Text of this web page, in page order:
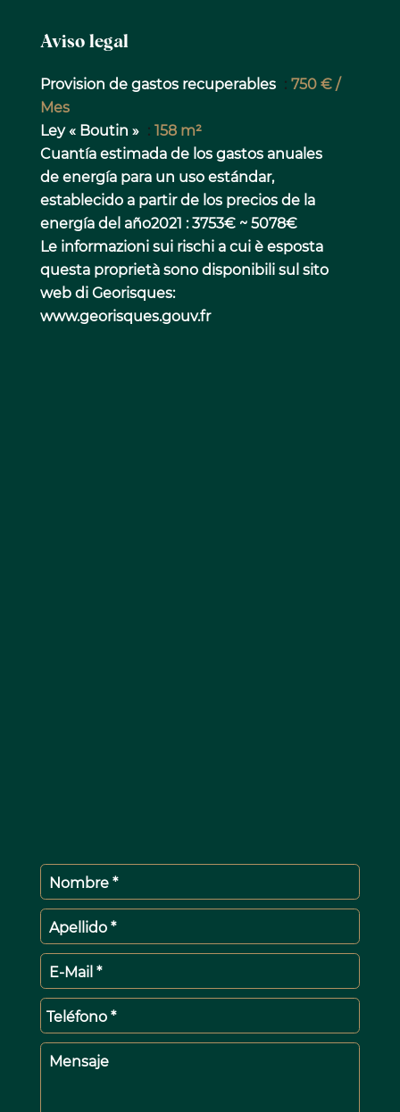
Aviso legal
Provision de gastos recuperables
750 € /
Mes
Ley « Boutin »
158 m²
Cuantía estimada de los gastos anuales
de energía para un uso estándar,
establecido a partir de los precios de la
energía del año2021 : 3753€ ~ 5078€
Le informazioni sui rischi a cui è esposta
questa proprietà sono disponibili sul sito
web di Georisques:
www.georisques.gouv.fr
Nombre *
Apellido *
E-Mail *
Teléfono *
Mensaje